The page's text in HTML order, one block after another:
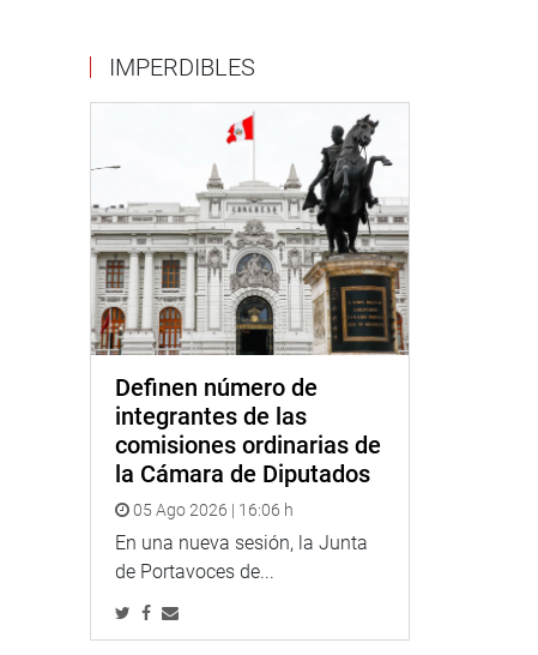
IMPERDIBLES
Definen número de
integrantes de las
comisiones ordinarias de
la Cámara de Diputados
05 Ago 2026 | 16:06 h
En una nueva sesión, la Junta
de Portavoces de...